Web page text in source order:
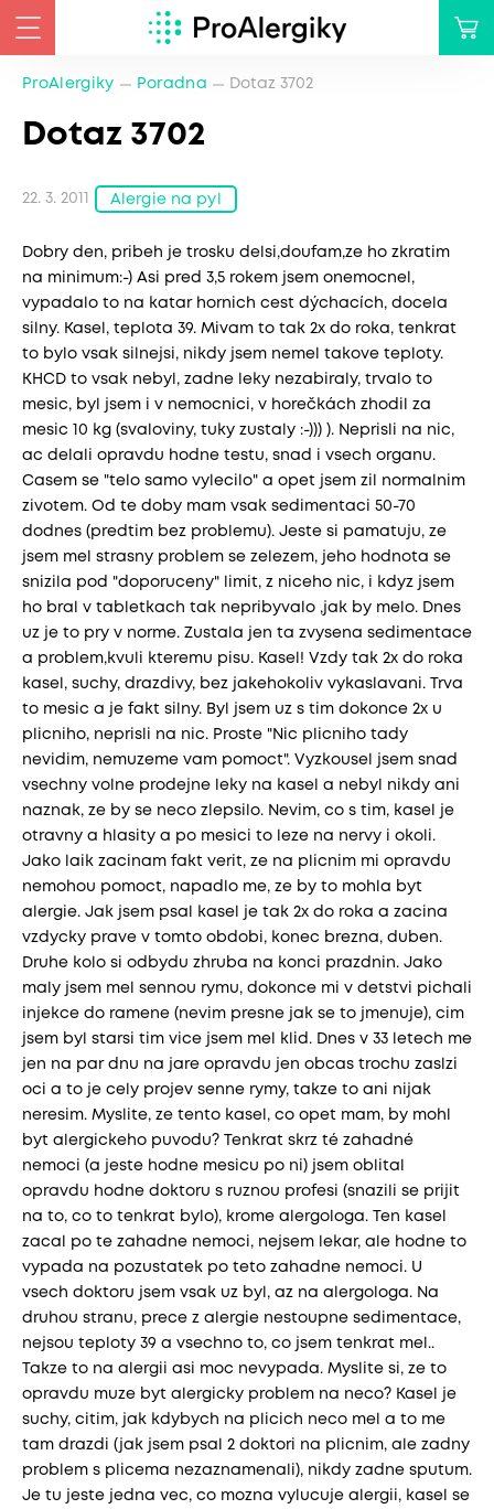
ProAlergiky Poradna Dotaz 3702
Dotaz 3702
22. 3. 2011 Alergie na pyl
Dobry den, pribeh je trosku delsi,doufam,ze ho zkratim
na minimum:-) Asi pred 3,5 rokem jsem onemocnel,
vypadalo to na katar hornich cest dýchacích, docela
silny. Kasel, teplota 39. Mivam to tak 2x do roka, tenkrat
to bylo vsak silnejsi, nikdy jsem nemel takove teploty.
KHCD to vsak nebyl, zadne leky nezabiraly, trvalo to
mesic, byl jsem i v nemocnici, v horečkách zhodil za
mesic 10 kg (svaloviny, tuky zustaly :-))) ). Neprisli na nic,
ac delali opravdu hodne testu, snad i vsech organu.
Casem se "telo samo vylecilo" a opet jsem zil normalnim
zivotem. Od te doby mam vsak sedimentaci 50-70
dodnes (predtim bez problemu). Jeste si pamatuju, ze
jsem mel strasny problem se zelezem, jeho hodnota se
snizila pod "doporuceny" limit, z niceho nic, i kdyz jsem
ho bral v tabletkach tak nepribyvalo ,jak by melo. Dnes
uz je to pry v norme. Zustala jen ta zvysena sedimentace
a problem,kvuli kteremu pisu. Kasel! Vzdy tak 2x do roka
kasel, suchy, drazdivy, bez jakehokoliv vykaslavani. Trva
to mesic a je fakt silny. Byl jsem uz s tim dokonce 2x u
plicniho, neprisli na nic. Proste "Nic plicniho tady
nevidim, nemuzeme vam pomoct". Vyzkousel jsem snad
vsechny volne prodejne leky na kasel a nebyl nikdy ani
naznak, ze by se neco zlepsilo. Nevim, co s tim, kasel je
otravny a hlasity a po mesici to leze na nervy i okoli.
Jako laik zacinam fakt verit, ze na plicnim mi opravdu
nemohou pomoct, napadlo me, ze by to mohla byt
alergie. Jak jsem psal kasel je tak 2x do roka a zacina
vzdycky prave v tomto obdobi, konec brezna, duben.
Druhe kolo si odbydu zhruba na konci prazdnin. Jako
maly jsem mel sennou rymu, dokonce mi v detstvi pichali
injekce do ramene (nevim presne jak se to jmenuje), cim
jsem byl starsi tim vice jsem mel klid. Dnes v 33 letech me
jen na par dnu na jare opravdu jen obcas trochu zaslzi
oci a to je cely projev senne rymy, takze to ani nijak
neresim. Myslite, ze tento kasel, co opet mam, by mohl
byt alergickeho puvodu? Tenkrat skrz té zahadné
nemoci (a jeste hodne mesicu po ni) jsem oblital
opravdu hodne doktoru s ruznou profesi (snazili se prijit
na to, co to tenkrat bylo), krome alergologa. Ten kasel
zacal po te zahadne nemoci, nejsem lekar, ale hodne to
vypada na pozustatek po teto zahadne nemoci. U
vsech doktoru jsem vsak uz byl, az na alergologa. Na
druhou stranu, prece z alergie nestoupne sedimentace,
nejsou teploty 39 a vsechno to, co jsem tenkrat mel..
Takze to na alergii asi moc nevypada. Myslite si, ze to
opravdu muze byt alergicky problem na neco? Kasel je
suchy, citim, jak kdybych na plicich neco mel a to me
tam drazdi (jak jsem psal 2 doktori na plicnim, ale zadny
problem s plicema nezaznamenali), nikdy zadne sputum.
Je tu jeste jedna vec, co mozna vylucuje alergii, kasel se